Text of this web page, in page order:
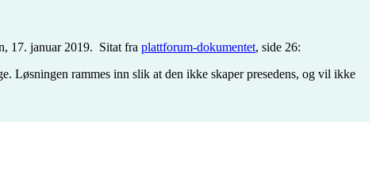
17. januar 2019. Sitat fra plattforum-dokumentet, side 26:
Løsningen rammes inn slik at den ikke skaper presedens, og vil ikke